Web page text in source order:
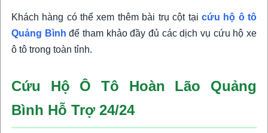
Khách hàng có thể xem thêm bài trụ cột tại cứu hộ ô tô
Quảng Bìnhđể tham khảo đầy đủ các dịch vụ cứu hộ xe
ô tô trong toàn tỉnh.
Cứu Hộ Ô Tô Hoàn Lão Quảng
Bình Hỗ Trợ 24/24